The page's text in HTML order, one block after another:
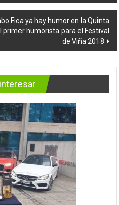
Fica ya hay humor en la Quinta
humorista para el Festival
de Viña 2018